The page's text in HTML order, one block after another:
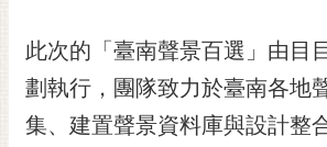
網
站
導
覽
此次的「臺南聲景百選」由目
劃執行，團隊致力於臺南各地
集、建置聲景資料庫與設計整